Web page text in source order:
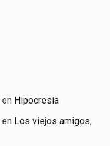
en Hipocresía
en Los viejos amigos,